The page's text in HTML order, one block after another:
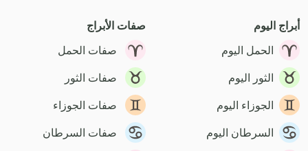
أبراج اليوم
الحمل اليوم
الثور اليوم
الجوزاء اليوم
السرطان اليوم
صفات الأبراج
صفات الحمل
صفات الثور
صفات الجوزاء
صفات السرطان